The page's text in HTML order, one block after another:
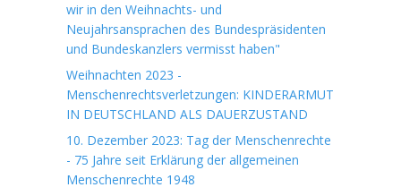
wir in den Weihnachts- und
Neujahrsansprachen des Bundespräsidenten
und Bundeskanzlers vermisst haben"
Weihnachten 2023 -
Menschenrechtsverletzungen: KINDERARMUT
IN DEUTSCHLAND ALS DAUERZUSTAND
10. Dezember 2023: Tag der Menschenrechte
- 75 Jahre seit Erklärung der allgemeinen
Menschenrechte 1948